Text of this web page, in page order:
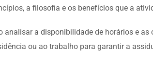
a filosofia e os benefícios que a
analisar a disponibilidade de horários e
ou ao trabalho para garantir a